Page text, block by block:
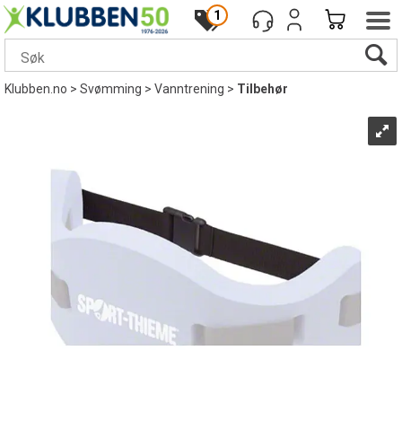
1
Klubben.no>Svømming>Vanntrening>Tilbehør